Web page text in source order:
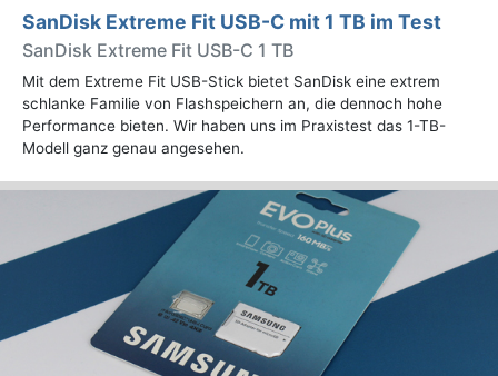
SanDisk Extreme Fit USB-C mit 1 TB im Test
SanDisk Extreme Fit USB-C 1 TB
Mit dem Extreme Fit USB-Stick bietet SanDisk eine extrem
schlanke Familie von Flashspeichern an, die dennoch hohe
Performance bieten. Wir haben uns im Praxistest das 1-TB-
Modell ganz genau angesehen.